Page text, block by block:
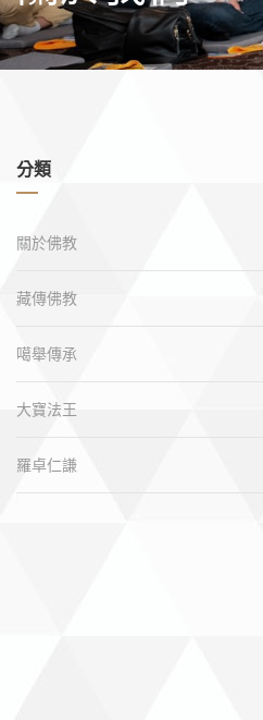
分類
關於佛教
藏傳佛教
噶舉傳承
大寶法王
羅卓仁謙